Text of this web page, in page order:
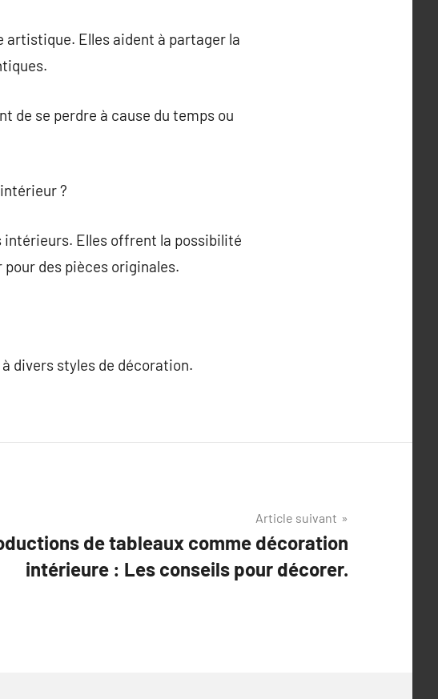
Elles aident à partager la
de se perdre à cause du temps ou
?
intérieurs. Elles offrent la possibilité
des pièces originales.
divers styles de décoration.
Article suivant
de tableaux comme décoration
intérieure : Les conseils pour décorer.